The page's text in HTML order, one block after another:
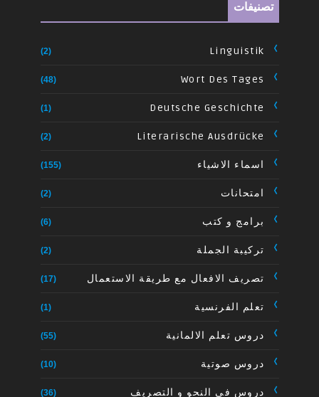
تصنيفات
Linguistik
(2)
Wort Des Tages
(48)
Deutsche Geschichte
(1)
Literarische Ausdrücke
(2)
اسماء الاشياء (155)
امتحانات (2)
برامج و كتب (6)
تركيبة الجملة (2)
تصريف الافعال مع طريقة الاستعمال (17)
تعلم الفرنسية (1)
دروس تعلم الالمانية (55)
دروس صوتية (10)
دروس في النحو و التصريف (36)